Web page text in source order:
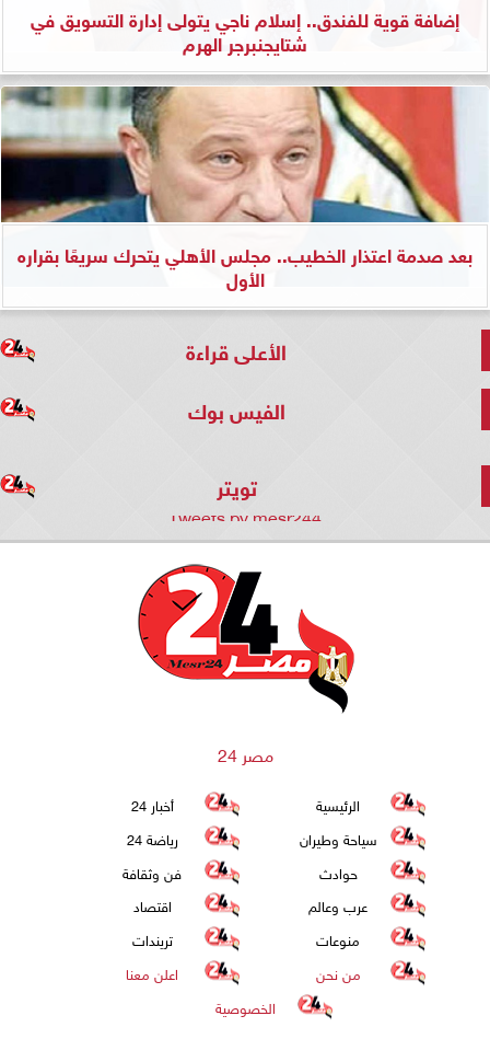
إضافة قوية للفندق.. إسلام ناجي يتولى إدارة التسويق في
شتايجنبرجر الهرم
بعد صدمة اعتذار الخطيب.. مجلس الأهلي يتحرك سريعًا بقراره
الأول
الأعلى قراءة
الفيس بوك
تويتر
Tweets by mesr244
مصر 24
الرئيسية
أخبار 24
سياحة وطيران
رياضة 24
حوادث
فن وثقافة
عرب وعالم
اقتصاد
منوعات
تريندات
من نحن
اعلن معنا
الخصوصية